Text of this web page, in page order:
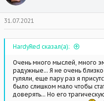
s
:
31.07.2021
HardyRed сказал(а):
Очень много мыслей, много
радужные... Я не очень
гуляли, еще пару раз я
было слишком мало чтобы
доверять... Но его